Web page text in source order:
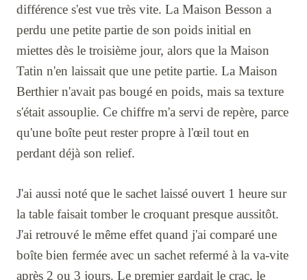
différence s'est vue très vite. La Maison Besson a
perdu une petite partie de son poids initial en
miettes dès le troisième jour, alors que la Maison
Tatin n'en laissait que une petite partie. La Maison
Berthier n'avait pas bougé en poids, mais sa texture
s'était assouplie. Ce chiffre m'a servi de repère, parce
qu'une boîte peut rester propre à l'œil tout en
perdant déjà son relief.
J'ai aussi noté que le sachet laissé ouvert 1 heure sur
la table faisait tomber le croquant presque aussitôt.
J'ai retrouvé le même effet quand j'ai comparé une
boîte bien fermée avec un sachet refermé à la va-vite
après 2 ou 3 jours. Le premier gardait le crac, le